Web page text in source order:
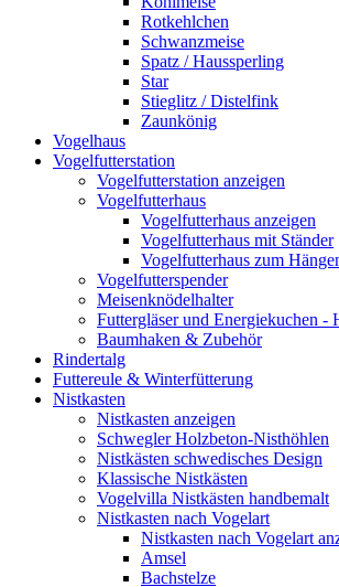
Rotkehlchen
Schwanzmeise
Spatz / Haussperling
Star
Stieglitz / Distelfink
Zaunkönig
Vogelhaus
Vogelfutterstation
Vogelfutterstation anzeigen
Vogelfutterhaus
Vogelfutterhaus anzeigen
Vogelfutterhaus mit Ständer
Vogelfutterhaus zum
Vogelfutterspender
Meisenknödelhalter
Futtergläser und Energiekuchen -
Baumhaken & Zubehör
Rindertalg
Futtereule & Winterfütterung
Nistkasten
Nistkasten anzeigen
Schwegler Holzbeton-Nisthöhlen
Nistkästen schwedisches Design
Klassische Nistkästen
Vogelvilla Nistkästen handbemalt
Nistkasten nach Vogelart
Nistkasten nach Vogelart
Amsel
Bachstelze